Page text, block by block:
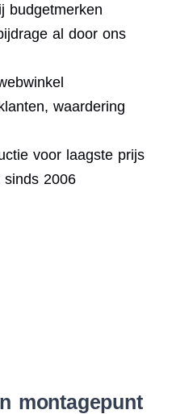
budgetmerken
al door ons
waardering
voor laagste prijs
sinds 2006
montagepunt